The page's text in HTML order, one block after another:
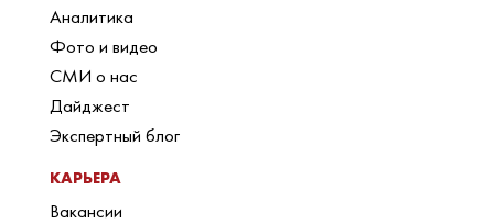
Аналитика
Фото и видео
СМИ о нас
Дайджест
Экспертный блог
КАРЬЕРА
Вакансии